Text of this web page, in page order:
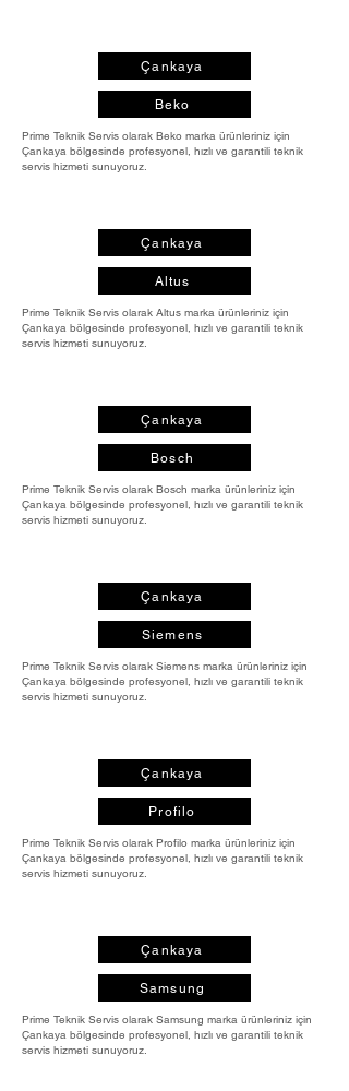
Çankaya
Beko
Prime Teknik Servis olarak Beko marka ürünleriniz için
Çankaya bölgesinde profesyonel, hızlı ve garantili teknik
servis hizmeti sunuyoruz.
Çankaya
Altus
Prime Teknik Servis olarak Altus marka ürünleriniz için
Çankaya bölgesinde profesyonel, hızlı ve garantili teknik
servis hizmeti sunuyoruz.
Çankaya
Bosch
Prime Teknik Servis olarak Bosch marka ürünleriniz için
Çankaya bölgesinde profesyonel, hızlı ve garantili teknik
servis hizmeti sunuyoruz.
Çankaya
Siemens
Prime Teknik Servis olarak Siemens marka ürünleriniz için
Çankaya bölgesinde profesyonel, hızlı ve garantili teknik
servis hizmeti sunuyoruz.
Çankaya
Profilo
Prime Teknik Servis olarak Profilo marka ürünleriniz için
Çankaya bölgesinde profesyonel, hızlı ve garantili teknik
servis hizmeti sunuyoruz.
Çankaya
Samsung
Prime Teknik Servis olarak Samsung marka ürünleriniz için
Çankaya bölgesinde profesyonel, hızlı ve garantili teknik
servis hizmeti sunuyoruz.